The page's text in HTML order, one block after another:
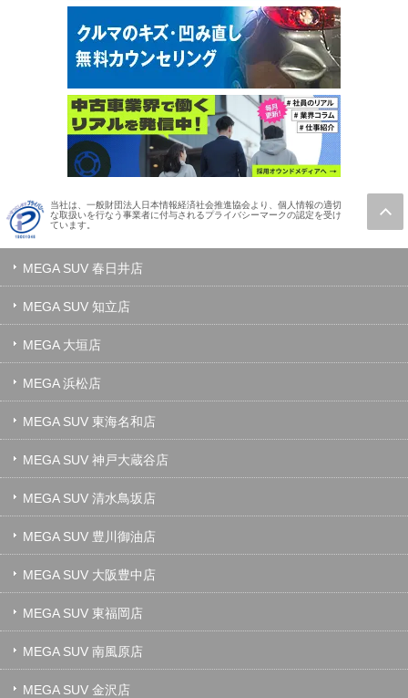
当社は、一般財団法人日本情報経済社会推進協会より、個人情報の適切
な取扱いを行なう事業者に付与されるプライバシーマークの認定を受け
ています。
MEGA SUV 春日井店
MEGA SUV 知立店
MEGA 大垣店
MEGA 浜松店
MEGA SUV 東海名和店
MEGA SUV 神戸大蔵谷店
MEGA SUV 清水鳥坂店
MEGA SUV 豊川御油店
MEGA SUV 大阪豊中店
MEGA SUV 東福岡店
MEGA SUV 南風原店
MEGA SUV 金沢店